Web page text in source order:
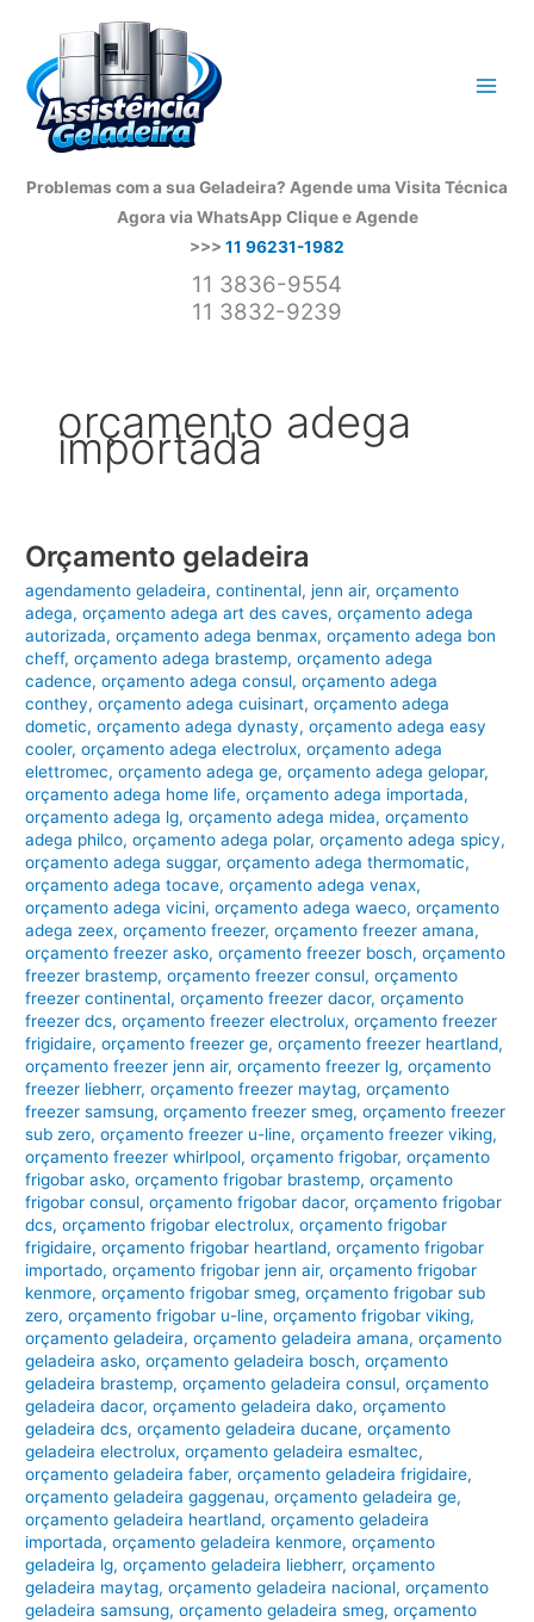
conteúdo
Problemas com a sua Geladeira? Agende uma Visita Técnica
Agora via WhatsApp Clique e Agende
>>> 11 96231-1982
11 3836-9554
11 3832-9239
orçamento adega
importada
Orçamento geladeira
agendamento geladeira,continental,jenn air,orçamento
adega,orçamento adega art des caves,orçamento adega
autorizada,orçamento adega benmax,orçamento adega bon
cheff,orçamento adega brastemp,orçamento adega
cadence,orçamento adega consul,orçamento adega
conthey,orçamento adega cuisinart,orçamento adega
dometic,orçamento adega dynasty,orçamento adega easy
cooler,orçamento adega electrolux,orçamento adega
elettromec,orçamento adega ge,orçamento adega gelopar,
orçamento adega home life,orçamento adega importada,
orçamento adega lg,orçamento adega midea,orçamento
adega philco,orçamento adega polar,orçamento adega spicy,
orçamento adega suggar,orçamento adega thermomatic,
orçamento adega tocave,orçamento adega venax,
orçamento adega vicini,orçamento adega waeco,orçamento
adega zeex,orçamento freezer,orçamento freezer amana,
orçamento freezer asko,orçamento freezer bosch,orçamento
freezer brastemp,orçamento freezer consul,orçamento
freezer continental,orçamento freezer dacor,orçamento
freezer dcs,orçamento freezer electrolux,orçamento freezer
frigidaire,orçamento freezer ge,orçamento freezer heartland,
orçamento freezer jenn air,orçamento freezer lg,orçamento
freezer liebherr,orçamento freezer maytag,orçamento
freezer samsung,orçamento freezer smeg,orçamento freezer
sub zero,orçamento freezer u-line,orçamento freezer viking,
orçamento freezer whirlpool,orçamento frigobar,orçamento
frigobar asko,orçamento frigobar brastemp,orçamento
frigobar consul,orçamento frigobar dacor,orçamento frigobar
dcs,orçamento frigobar electrolux,orçamento frigobar
frigidaire,orçamento frigobar heartland,orçamento frigobar
importado,orçamento frigobar jenn air,orçamento frigobar
kenmore,orçamento frigobar smeg,orçamento frigobar sub
zero,orçamento frigobar u-line,orçamento frigobar viking,
orçamento geladeira,orçamento geladeira amana,orçamento
geladeira asko,orçamento geladeira bosch,orçamento
geladeira brastemp,orçamento geladeira consul,orçamento
geladeira dacor,orçamento geladeira dako,orçamento
geladeira dcs,orçamento geladeira ducane,orçamento
geladeira electrolux,orçamento geladeira esmaltec,
orçamento geladeira faber,orçamento geladeira frigidaire,
orçamento geladeira gaggenau,orçamento geladeira ge,
orçamento geladeira heartland,orçamento geladeira
importada,orçamento geladeira kenmore,orçamento
geladeira lg,orçamento geladeira liebherr,orçamento
geladeira maytag,orçamento geladeira nacional,orçamento
geladeira samsung,orçamento geladeira smeg,orçamento